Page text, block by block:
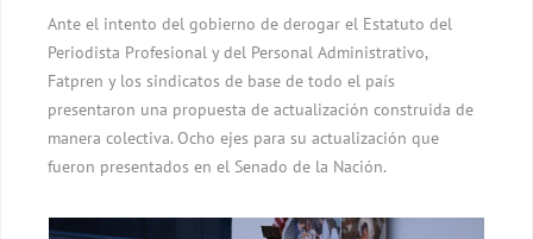
Ante el intento del gobierno de derogar el Estatuto del
Periodista Profesional y del Personal Administrativo,
Fatpren y los sindicatos de base de todo el país
presentaron una propuesta de actualización construida de
manera colectiva. Ocho ejes para su actualización que
fueron presentados en el Senado de la Nación.